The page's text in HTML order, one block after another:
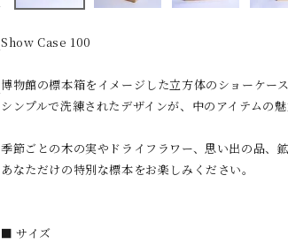
Show Case 100
博物館の標本箱をイメージした立方体のショーケース
シンプルで洗練されたデザインが、中のアイテムの
季節ごとの木の実やドライフラワー、思い出の品、
あなただけの特別な標本をお楽しみください。
■ サイズ